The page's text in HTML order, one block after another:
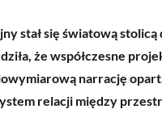
stał się światową
że współczesne
narrację
relacji między